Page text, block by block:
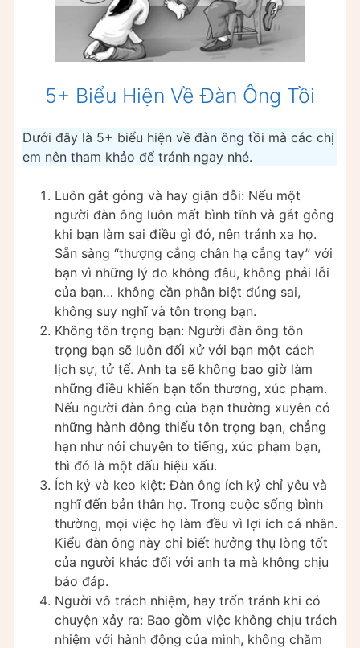
5+ Biểu Hiện Về Đàn Ông Tồi
Dưới đây là 5+ biểu hiện về đàn ông tồi mà các chị
em nên tham khảo để tránh ngay nhé.
Luôn gắt gỏng và hay giận dỗi: Nếu một
người đàn ông luôn mất bình tĩnh và gắt gỏng
khi bạn làm sai điều gì đó, nên tránh xa họ.
Sẵn sàng “thượng cẳng chân hạ cẳng tay” với
bạn vì những lý do không đâu, không phải lỗi
của bạn… không cần phân biệt đúng sai,
không suy nghĩ và tôn trọng bạn.
Không tôn trọng bạn: Người đàn ông tôn
trọng bạn sẽ luôn đối xử với bạn một cách
lịch sự, tử tế. Anh ta sẽ không bao giờ làm
những điều khiến bạn tổn thương, xúc phạm.
Nếu người đàn ông của bạn thường xuyên có
những hành động thiếu tôn trọng bạn, chẳng
hạn như nói chuyện to tiếng, xúc phạm bạn,
thì đó là một dấu hiệu xấu.
Ích kỷ và keo kiệt: Đàn ông ích kỷ chỉ yêu và
nghĩ đến bản thân họ. Trong cuộc sống bình
thường, mọi việc họ làm đều vì lợi ích cá nhân.
Kiểu đàn ông này chỉ biết hưởng thụ lòng tốt
của người khác đối với anh ta mà không chịu
báo đáp.
Người vô trách nhiệm, hay trốn tránh khi có
chuyện xảy ra: Bao gồm việc không chịu trách
nhiệm với hành động của mình, không chăm